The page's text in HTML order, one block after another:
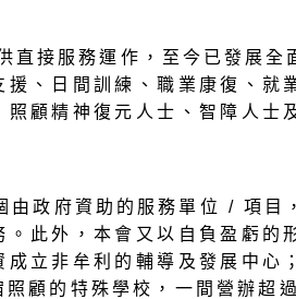
直接服務運作，至今已發展全
、日間訓練、職業康復、就
顧精神復元人士、智障人士
由政府資助的服務單位 / 項目
。此外，本會又以自負盈虧的
成立非牟利的輔導及發展中心
照顧的特殊學校，一間營辦超